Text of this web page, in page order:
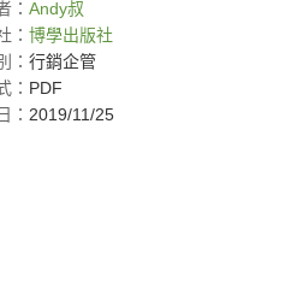
： Andy叔
： 博學出版社
： 行銷企管
： PDF
： 2019/11/25